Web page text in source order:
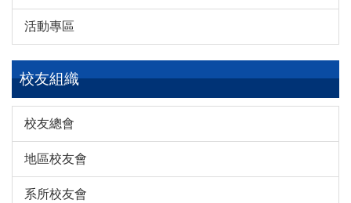
活動專區
校友組織
校友總會
地區校友會
系所校友會